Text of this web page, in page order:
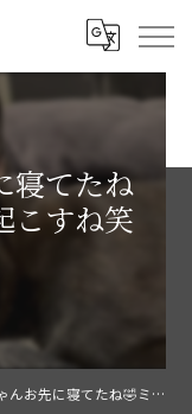
寝てたね
こすね笑
てたね🤣ミルク🍼の時間に起こすね笑アグ...